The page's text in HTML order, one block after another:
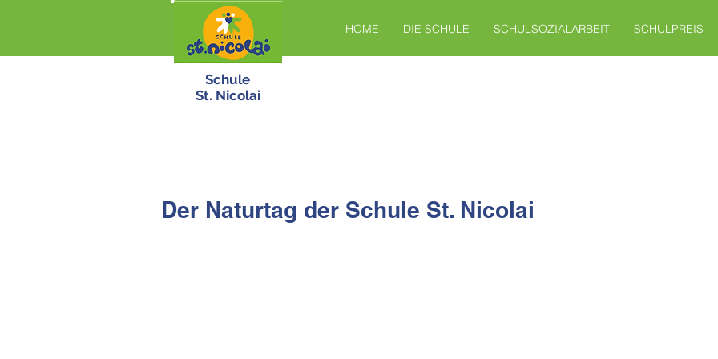
HOME DIE SCHULE SCHULSOZIALARBEIT SCHULPREIS
Schule
St. Nicolai
Der Naturtag der Schule St. Nicolai